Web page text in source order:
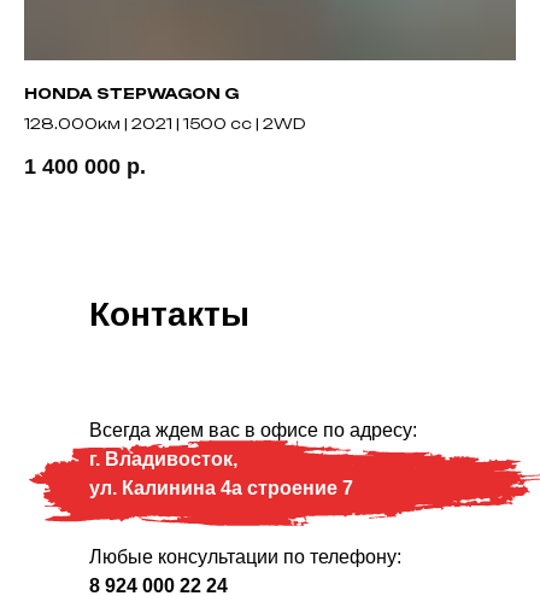
HONDA STEPWAGON G
128.000км | 2021 | 1500 cc | 2WD
1 400 000 р.
Контакты
Всегда ждем вас в офисе по адресу:
г. Владивосток,
ул. Калинина 4а строение 7
Любые консультации по телефону:
8 924 000 22 24